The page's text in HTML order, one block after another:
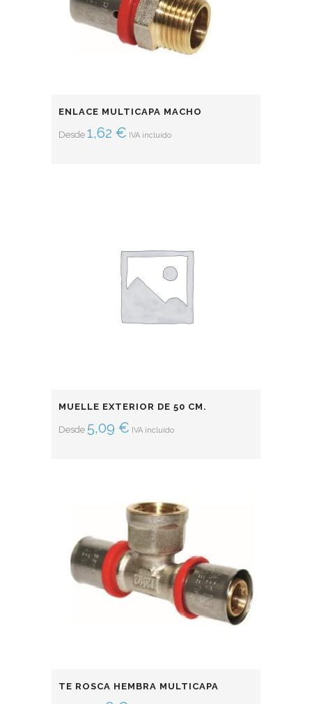
ENLACE MULTICAPA MACHO
Desde 1,62 € IVA incluido
MUELLE EXTERIOR DE 50 CM.
Desde 5,09 € IVA incluido
TE ROSCA HEMBRA MULTICAPA